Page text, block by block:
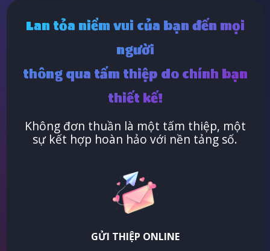
Lan tỏa niềm vui của bạn đến mọi
người
thông qua tấm thiệp do chính bạn
thiết kế!
Không đơn thuần là một tấm thiệp, một
sự kết hợp hoàn hảo với nền tảng số.
GỬI THIỆP ONLINE